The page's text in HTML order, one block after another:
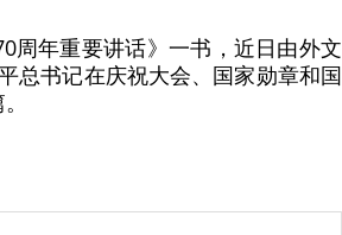
周年重要讲话》一书，近日由外文
总书记在庆祝大会、国家勋章和国